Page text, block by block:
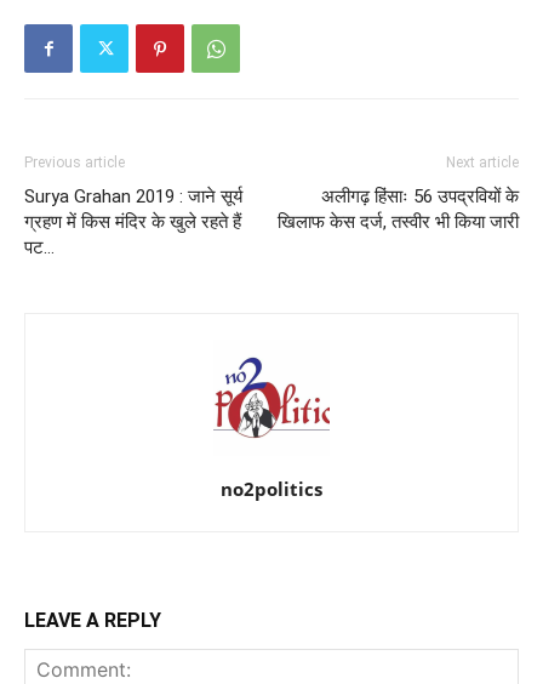
Previous article
Surya Grahan 2019 : जाने सूर्य
ग्रहण में किस मंदिर के खुले रहते हैं
पट…
Next article
अलीगढ़ हिंसाः 56 उपद्रवियों के
खिलाफ केस दर्ज, तस्वीर भी किया जारी
no2politics
LEAVE A REPLY